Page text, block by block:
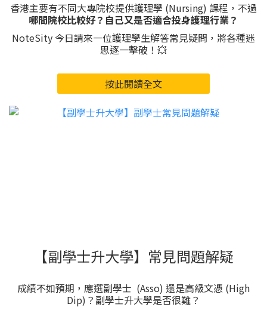
香港主要有不同大專院校提供護理學 (Nursing) 課程，不過
哪間院校比較好？自己又是否適合投身護理行業？
NoteSity 今日請來一位護理學生解答常見疑問，將各種迷
思逐一擊破！💥
按此閱讀全文
【副學士升大學】常見問題解疑
成績不如預期，應選副學士 (Asso) 還是高級文憑 (High
Dip)？副學士升大學是否很難？